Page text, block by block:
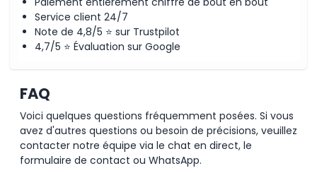
Service client 24/7
Note de 4,8/5 ⭐ sur Trustpilot
4,7/5 ⭐ Évaluation sur Google
FAQ
Voici quelques questions fréquemment posées. Si vous
avez d'autres questions ou besoin de précisions, veuillez
contacter notre équipe via le chat en direct, le
formulaire de contact ou WhatsApp.